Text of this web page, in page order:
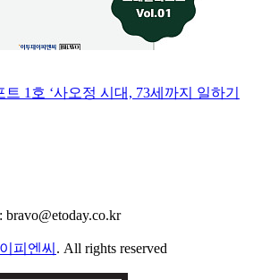
1호 ‘사오정 시대, 73세까지 일하기
피엔씨 . All rights reserved